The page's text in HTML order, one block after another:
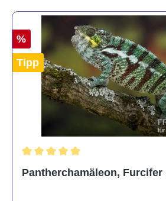
%
Tipp
Pantherchamäleon, Furcifer